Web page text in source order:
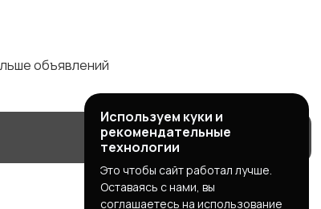
объявлений
Используем куки и
рекомендательные
технологии
Это чтобы сайт работал лучше.
Оставаясь с нами, вы
соглашаетесь на использование